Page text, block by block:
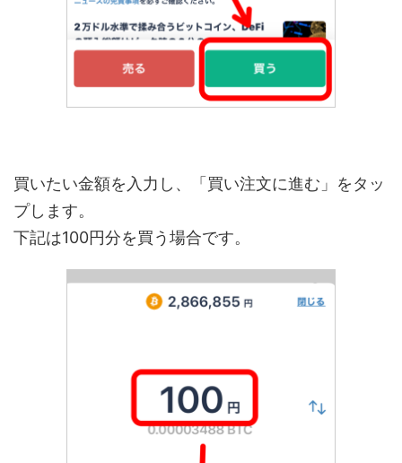
買いたい金額を入力し、「買い注文に進む」をタッ
プします。
下記は100円分を買う場合です。